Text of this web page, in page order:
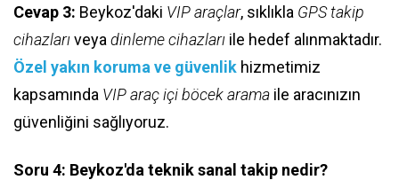
Cevap 3: Beykoz'daki VIP araçlar, sıklıkla GPS takip
cihazlarıveya dinleme cihazları ile hedef alınmaktadır.
Özel yakın koruma ve güvenlik hizmetimiz
kapsamında VIP araç içi böcek arama ile aracınızın
güvenliğini sağlıyoruz.
Soru 4: Beykoz'da teknik sanal takip nedir?